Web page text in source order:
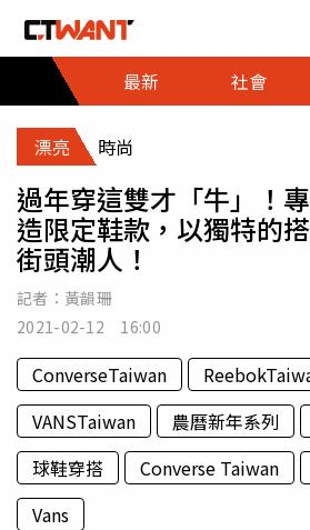
最新
社會
漂亮 時尚
過年穿這雙才「牛」！
造限定鞋款，以獨特的
街頭潮人！
記者： 黃韻珊
2021-02-12 16:00
ConverseTaiwan
VANSTaiwan
農曆新年系列
球鞋穿搭
Converse Taiwan
Vans